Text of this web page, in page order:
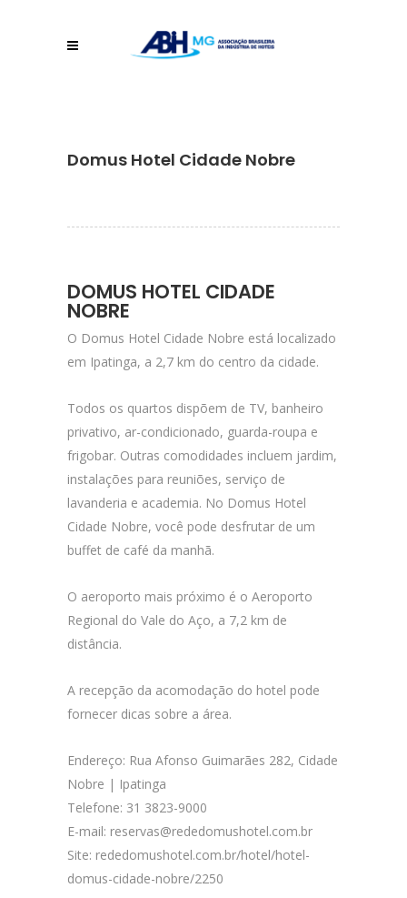
Domus Hotel Cidade Nobre
DOMUS HOTEL CIDADE
NOBRE
O Domus Hotel Cidade Nobre está localizado
em Ipatinga, a 2,7 km do centro da cidade.
Todos os quartos dispõem de TV, banheiro
privativo, ar-condicionado, guarda-roupa e
frigobar. Outras comodidades incluem jardim,
instalações para reuniões, serviço de
lavanderia e academia. No Domus Hotel
Cidade Nobre, você pode desfrutar de um
buffet de café da manhã.
O aeroporto mais próximo é o Aeroporto
Regional do Vale do Aço, a 7,2 km de
distância.
A recepção da acomodação do hotel pode
fornecer dicas sobre a área.
Endereço: Rua Afonso Guimarães 282, Cidade
Nobre | Ipatinga
Telefone: 31 3823-9000
E-mail: reservas@rededomushotel.com.br
Site: rededomushotel.com.br/hotel/hotel-
domus-cidade-nobre/2250